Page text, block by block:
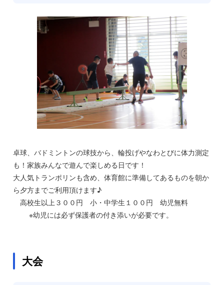
卓球、バドミントンの球技から、輪投げやなわとびに体力測定
も！家族みんなで遊んで楽しめる日です！
大人気トランポリンも含め、体育館に準備してあるものを朝か
ら夕方までご利用頂けます♪
高校生以上３００円 小・中学生１００円 幼児無料
※幼児には必ず保護者の付き添いが必要です。
大会